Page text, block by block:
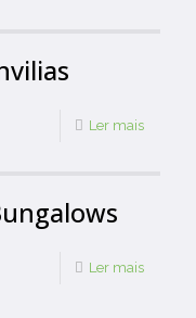
Ler mais
Ler mais